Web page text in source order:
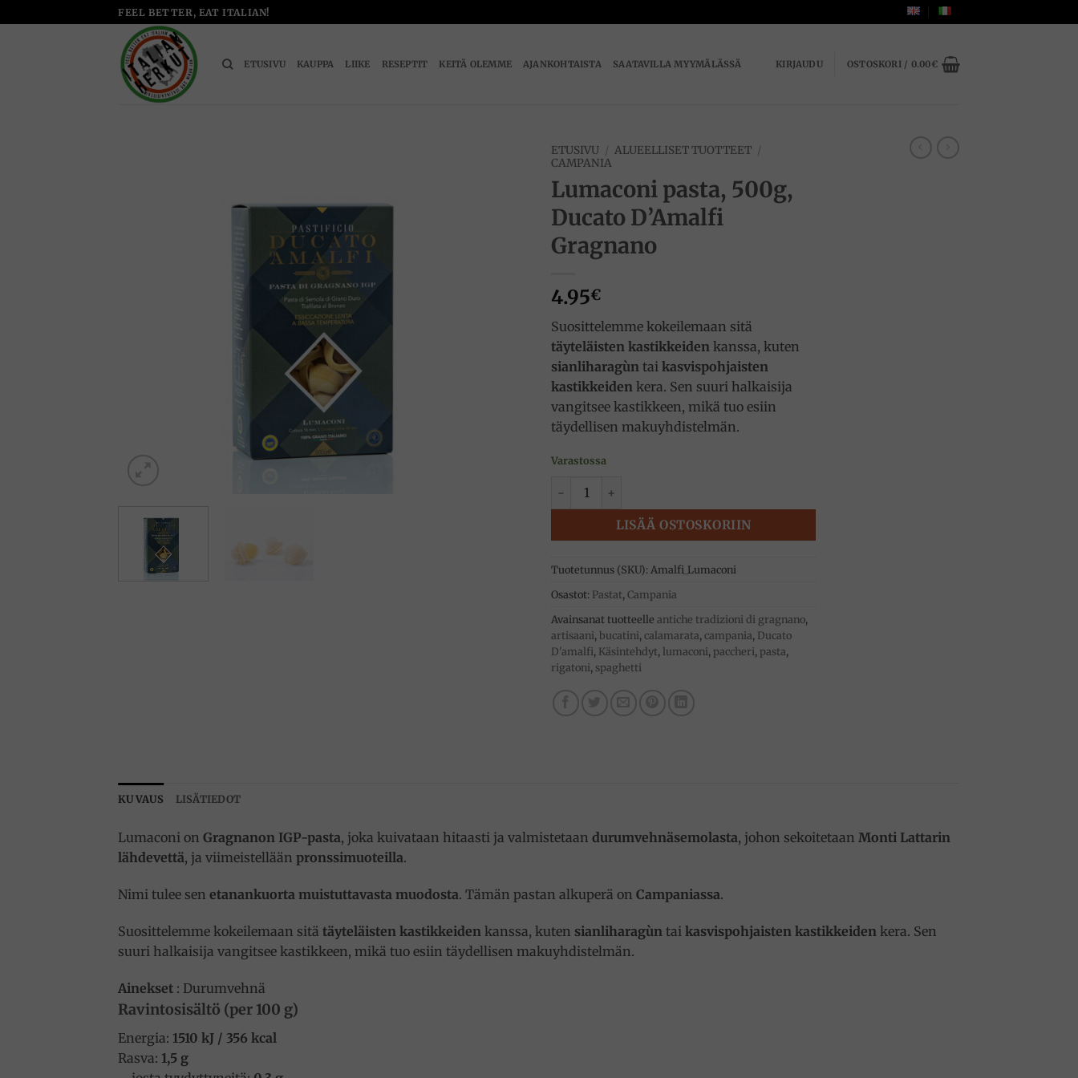
to
FEEL BETTER, EAT ITALIAN!
ETUSIVU KAUPPA LIIKE RESEPTIT KEITÄ OLEMME AJANKOHTAISTA SAATAVILLA MYYMÄLÄSSÄ KIRJAUDU OSTOSKORI / 0.00€
ETUSIVU / ALUEELLISET TUOTTEET /
CAMPANIA
Lumaconi pasta, 500g,
Ducato D’Amalfi
Gragnano
4.95€
Suosittelemme kokeilemaan sitä
täyteläisten kastikkeiden kanssa, kuten
sianliharagùn tai kasvispohjaisten
kastikkeiden kera. Sen suuri halkaisija
vangitsee kastikkeen, mikä tuo esiin
täydellisen makuyhdistelmän.
Varastossa
Lumaconi pasta, 500g, Ducato D'Amalfi Gragnano määrä
LISÄÄ OSTOSKORIIN
Tuotetunnus (SKU):Amalfi_Lumaconi
Osastot: Pastat,Campania
Avainsanat tuotteelle antiche tradizioni di gragnano,
artisaani, bucatini,calamarata,campania, Ducato
D'amalfi, Käsintehdyt,lumaconi,paccheri,pasta,
rigatoni, spaghetti
KUVAUS LISÄTIEDOT
Lumaconi on Gragnanon IGP-pasta, joka kuivataan hitaasti ja valmistetaan durumvehnäsemolasta, johon sekoitetaan Monti Lattarin
lähdevettä, ja viimeistellään pronssimuoteilla.
Nimi tulee sen etanankuorta muistuttavasta muodosta. Tämän pastan alkuperä on Campaniassa.
Suosittelemme kokeilemaan sitä täyteläisten kastikkeiden kanssa, kuten sianliharagùn tai kasvispohjaisten kastikkeiden kera. Sen
suuri halkaisija vangitsee kastikkeen, mikä tuo esiin täydellisen makuyhdistelmän.
Ainekset : Durumvehnä
Ravintosisältö (per 100 g)
Energia: 1510 kJ / 356 kcal
Rasva: 1,5 g